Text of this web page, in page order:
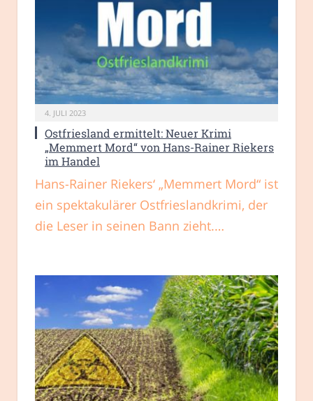
4. JULI 2023
Ostfriesland ermittelt: Neuer Krimi
„Memmert Mord“ von Hans-Rainer Riekers
im Handel
Hans-Rainer Riekers‘ „Memmert Mord“ ist
ein spektakulärer Ostfrieslandkrimi, der
die Leser in seinen Bann zieht.…